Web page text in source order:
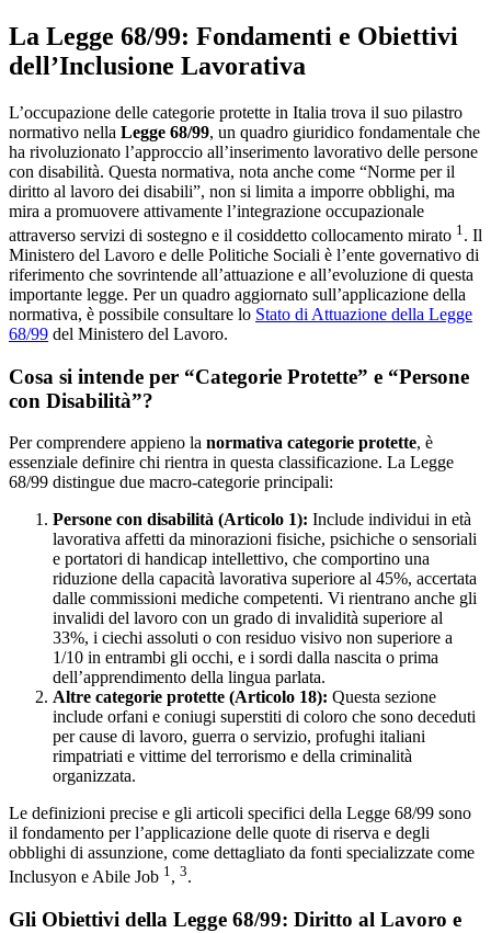
La Legge 68/99: Fondamenti e Obiettivi
dell’Inclusione Lavorativa
L’occupazione delle categorie protette in Italia trova il suo pilastro
normativo nella Legge 68/99, un quadro giuridico fondamentale che
ha rivoluzionato l’approccio all’inserimento lavorativo delle persone
con disabilità. Questa normativa, nota anche come “Norme per il
diritto al lavoro dei disabili”, non si limita a imporre obblighi, ma
mira a promuovere attivamente l’integrazione occupazionale
attraverso servizi di sostegno e il cosiddetto collocamento mirato 1 . Il
Ministero del Lavoro e delle Politiche Sociali è l’ente governativo di
riferimento che sovrintende all’attuazione e all’evoluzione di questa
importante legge. Per un quadro aggiornato sull’applicazione della
normativa, è possibile consultare lo Stato di Attuazione della Legge
68/99 del Ministero del Lavoro.
Cosa si intende per “Categorie Protette” e “Persone
con Disabilità”?
Per comprendere appieno la normativa categorie protette, è
essenziale definire chi rientra in questa classificazione. La Legge
68/99 distingue due macro-categorie principali:
Persone con disabilità (Articolo 1): Include individui in età
lavorativa affetti da minorazioni fisiche, psichiche o sensoriali
e portatori di handicap intellettivo, che comportino una
riduzione della capacità lavorativa superiore al 45%, accertata
dalle commissioni mediche competenti. Vi rientrano anche gli
invalidi del lavoro con un grado di invalidità superiore al
33%, i ciechi assoluti o con residuo visivo non superiore a
1/10 in entrambi gli occhi, e i sordi dalla nascita o prima
dell’apprendimento della lingua parlata.
Altre categorie protette (Articolo 18): Questa sezione
include orfani e coniugi superstiti di coloro che sono deceduti
per cause di lavoro, guerra o servizio, profughi italiani
rimpatriati e vittime del terrorismo e della criminalità
organizzata.
Le definizioni precise e gli articoli specifici della Legge 68/99 sono
il fondamento per l’applicazione delle quote di riserva e degli
obblighi di assunzione, come dettagliato da fonti specializzate come
Inclusyon e Abile Job 1, 3.
Gli Obiettivi della Legge 68/99: Diritto al Lavoro e